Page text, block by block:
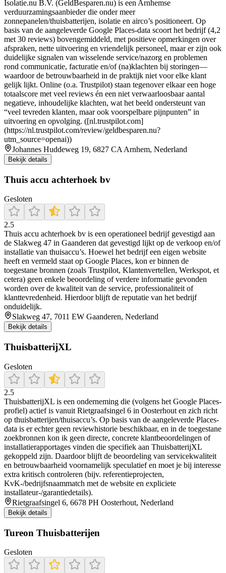
Isolatie.nu B.V. (GeldBesparen.nu) is een Arnhemse
verduurzamingsaanbieder die onder meer
zonnepanelen/thuisbatterijen, isolatie en airco’s positioneert. Op
basis van de aangeleverde Google Places-data scoort het bedrijf (4,2
met 30 reviews) bovengemiddeld, met positieve opmerkingen over
afspraken, nette uitvoering en vriendelijk personeel, maar er zijn ook
duidelijke signalen van wisselende service/nazorg en problemen
rond communicatie, facturatie en/of (na)klachten bij storingen—
waardoor de betrouwbaarheid in de praktijk niet voor elke klant
gelijk lijkt. Online (o.a. Trustpilot) staan tegenover elkaar een hoge
totaalscore met veel reviews én een niet verwaarloosbaar aantal
negatieve, inhoudelijke klachten, wat het beeld ondersteunt van
“veel tevreden klanten, maar ook voorspelbare pijnpunten” in
uitvoering en opvolging. ([nl.trustpilot.com]
(https://nl.trustpilot.com/review/geldbesparen.nu?
utm_source=openai))
Johannes Huddeweg 19, 6827 CA Arnhem, Nederland
Bekijk details
Thuis accu achterhoek bv
Gesloten
2.5
Thuis accu achterhoek bv is een operationeel bedrijf gevestigd aan
de Slakweg 47 in Gaanderen dat gevestigd lijkt op de verkoop en/of
installatie van thuisaccu’s. Hoewel het bedrijf een eigen website
heeft en vermeld staat op Google Places, kon er binnen de
toegestane bronnen (zoals Trustpilot, Klantenvertellen, Werkspot, et
cetera) geen enkele beoordeling of verdere informatie gevonden
worden over de kwaliteit van de service, professionaliteit of
klanttevredenheid. Hierdoor blijft de reputatie van het bedrijf
onduidelijk.
Slakweg 47, 7011 EW Gaanderen, Nederland
Bekijk details
ThuisbatterijXL
Gesloten
2.5
ThuisbatterijXL is een onderneming die (volgens het Google Places-
profiel) actief is vanuit Rietgraafsingel 6 in Oosterhout en zich richt
op thuisbatterijen/thuisaccu’s. Op basis van de aangeleverde Places-
data is er echter geen reviewhistorie beschikbaar, en in de toegestane
zoekbronnen kon ik geen directe, concrete klantbeoordelingen of
installatierapportages vinden die specifiek aan ThuisbatterijXL
gekoppeld zijn. Daardoor blijft de beoordeling van servicekwaliteit
en betrouwbaarheid voornamelijk speculatief en moet je bij interesse
extra kritisch controleren (bijv. referentieprojecten,
KvK-/bedrijfsnaammatch met de website en expliciete
installateur-/garantiedetails).
Rietgraafsingel 6, 6678 PH Oosterhout, Nederland
Bekijk details
Tureon Thuisbatterijen
Gesloten